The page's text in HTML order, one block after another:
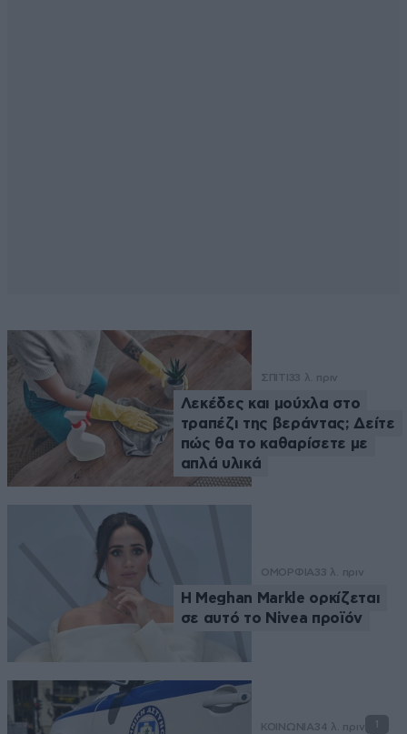
ΣΠΙΤΙ33 λ. πριν
Λεκέδες και μούχλα στο
τραπέζι της βεράντας; Δείτε
πώς θα το καθαρίσετε με
απλά υλικά
ΟΜΟΡΦΙΑ33 λ. πριν
Η Meghan Markle ορκίζεται
σε αυτό το Nivea προϊόν
ΚΟΙΝΩΝΙΑ34 λ. πριν 1